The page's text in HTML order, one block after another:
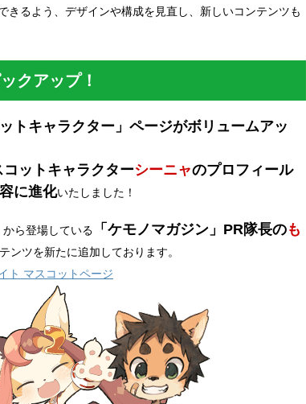
きるよう、デザインや構成を見直し、新しいコンテンツも
クアップ！
トキャラクター」ページがボリュームアッ
コットキャラクターシーニャのプロフィール
に進化いたしました！
ら登場している 「ケモノマガジン」PR隊長のも
ンツを新たに追加しております。
ト マスコットページ